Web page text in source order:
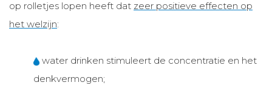
op rolletjes lopen heeft dat zeer positieve effecten op
het welzijn:
water drinken stimuleert de concentratie en het
denkvermogen;